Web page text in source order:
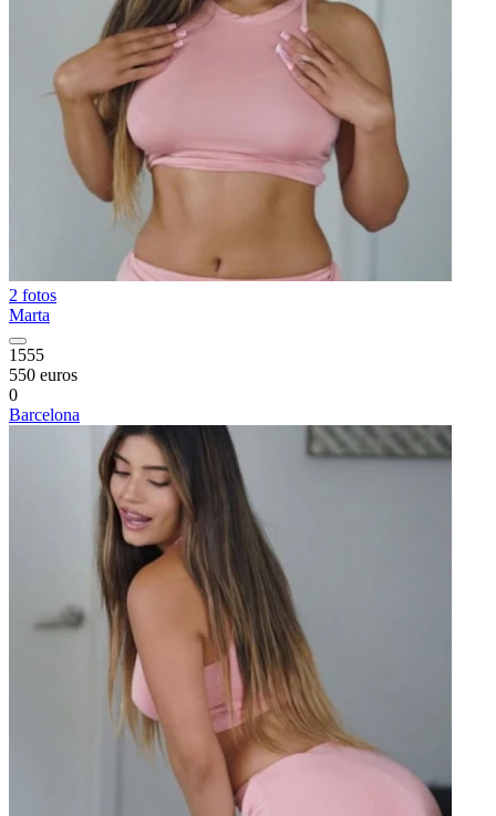
2 fotos
Marta
1555
550 euros
0
Barcelona